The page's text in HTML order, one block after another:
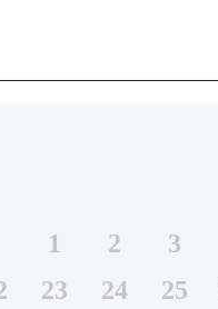
1 2 3
23 24 25